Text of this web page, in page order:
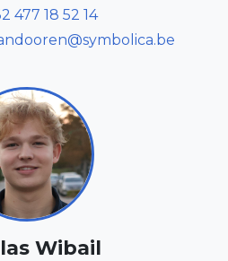
477 18 52 14
Wibail